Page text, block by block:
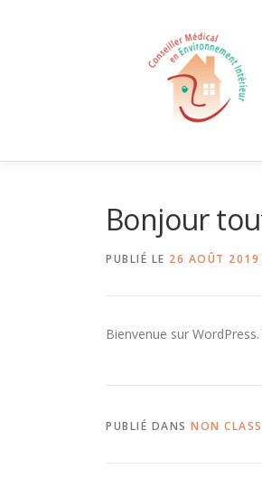
Bonjour
PUBLIÉ LE 26 AOÛT 2019
Bienvenue sur
PUBLIÉ DANS NON